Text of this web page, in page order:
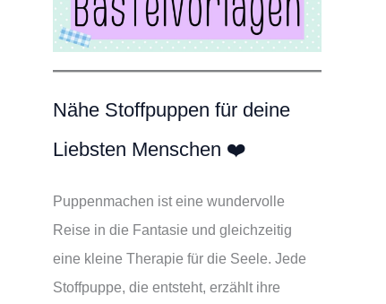
Nähe Stoffpuppen für deine
Liebsten Menschen ❤️
Puppenmachen ist eine wundervolle
Reise in die Fantasie und gleichzeitig
eine kleine Therapie für die Seele. Jede
Stoffpuppe, die entsteht, erzählt ihre